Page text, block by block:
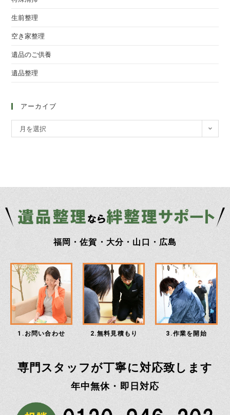
生前整理
空き家整理
遺品のご供養
遺品整理
アーカイブ
月を選択
福岡・佐賀・大分・山口・広島
1.お問い合わせ 2.無料見積もり 3.作業を開始
専門スタッフが丁寧に対応致します
年中無休・即日対応